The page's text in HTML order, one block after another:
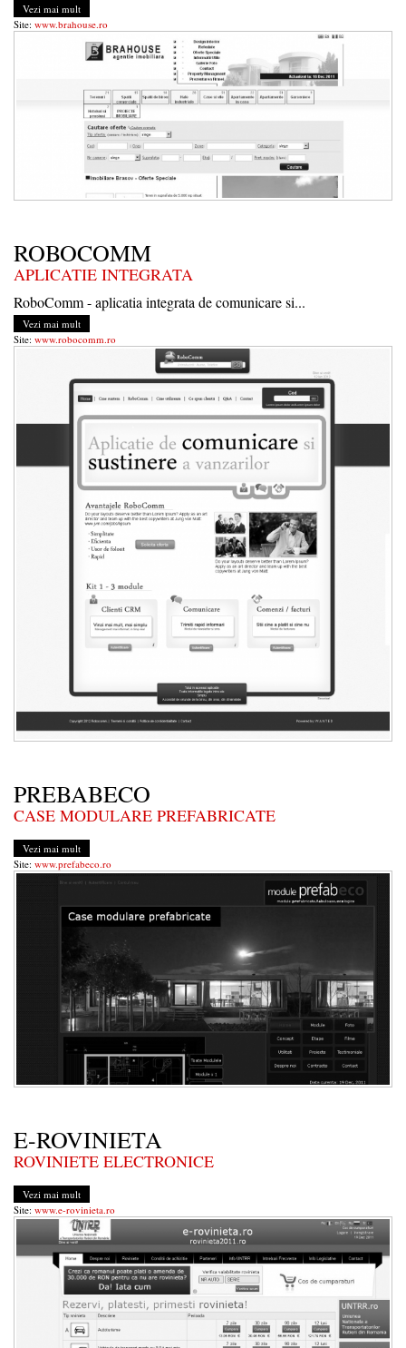
Vezi mai mult
Site: www.brahouse.ro
ROBOCOMM
APLICATIE INTEGRATA
RoboComm - aplicatia integrata de comunicare si...
Vezi mai mult
Site: www.robocomm.ro
PREBABECO
CASE MODULARE PREFABRICATE
Vezi mai mult
Site: www.prefabeco.ro
E-ROVINIETA
ROVINIETE ELECTRONICE
Vezi mai mult
Site: www.e-rovinieta.ro